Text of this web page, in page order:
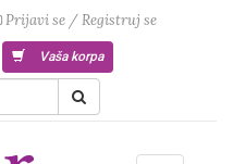
Prijavi se / Registruj se
Vaša korpa